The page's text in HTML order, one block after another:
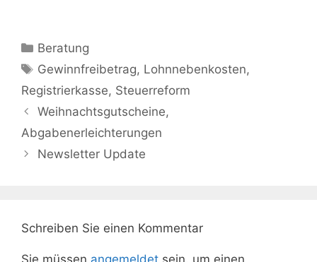
Kategorien
Beratung
Schlagwörter
Gewinnfreibetrag, Lohnnebenkosten,
Registrierkasse, Steuerreform
Weihnachtsgutscheine,
Abgabenerleichterungen
Newsletter Update
Schreiben Sie einen Kommentar